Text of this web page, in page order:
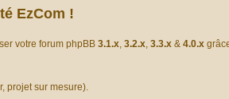
EzCom !
votre forum phpBB 3.1.x, 3.2.x, 3.3.x & 4.0.x
projet sur mesure).